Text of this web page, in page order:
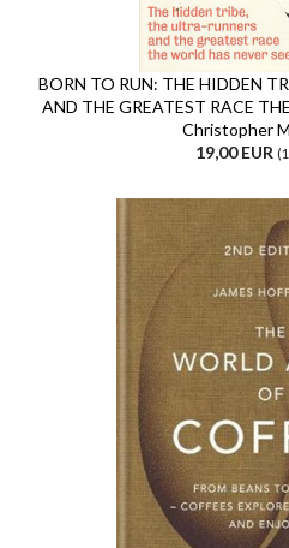
BORN TO RUN: THE HIDDEN
AND THE GREATEST RACE
Christopher
19,00 EUR